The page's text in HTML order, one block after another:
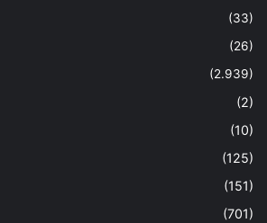
(33)
(26)
(2.939)
(2)
(10)
(125)
(151)
(701)